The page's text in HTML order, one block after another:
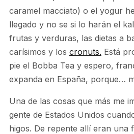
caramel macciato) o el yogur
llegado y no se si lo harán el
frutas y verduras, las dietas a
carísimos y los cronuts. Está
pie el Bobba Tea y espero,
expanda en España, porque…
Una de las cosas que más me
gente de Estados Unidos
higos. De repente allí eran una